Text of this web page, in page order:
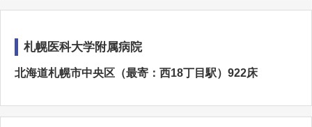
札幌医科大学附属病院
北海道札幌市中央区（最寄：西18丁目駅）922床